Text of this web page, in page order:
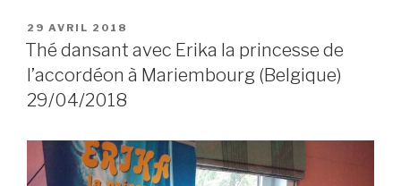
POSTED
ON
29 AVRIL 2018
Thé dansant avec Erika la princesse de
l’accordéon à Mariembourg (Belgique)
29/04/2018